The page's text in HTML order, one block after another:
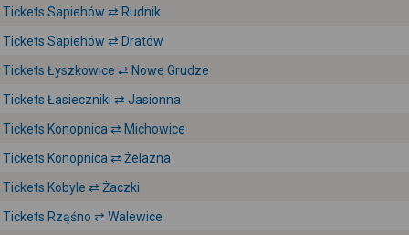
Tickets Sapiehów ⇄ Rudnik
Tickets Sapiehów ⇄ Dratów
Tickets Łyszkowice ⇄ Nowe Grudze
Tickets Łasieczniki ⇄ Jasionna
Tickets Konopnica ⇄ Michowice
Tickets Konopnica ⇄ Żelazna
Tickets Kobyle ⇄ Żaczki
Tickets Rząśno ⇄ Walewice